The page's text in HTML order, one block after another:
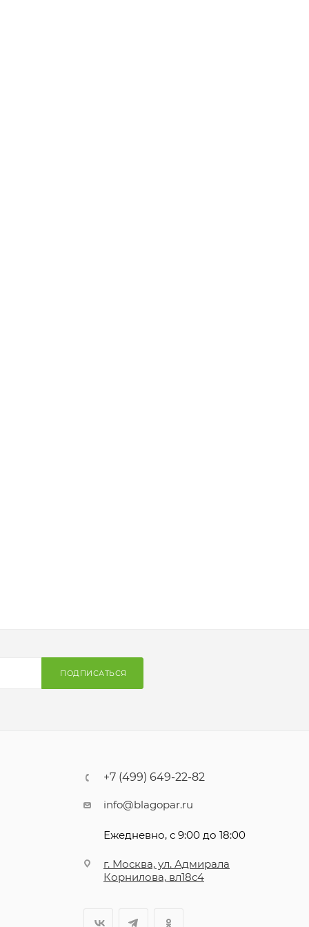
ПОДПИСАТЬСЯ
+7 (499) 649-22-82
info@blagopar.ru
Ежедневно, с 9:00 до 18:00
г. Москва, ул. Адмирала
Корнилова, вл18с4